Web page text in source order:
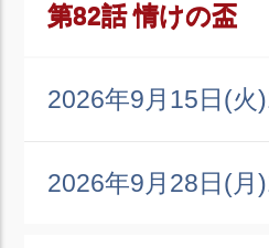
第82話 情けの盃
2026年9月15日(火)
2026年9月28日(月)